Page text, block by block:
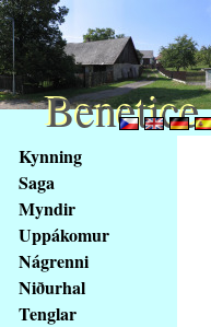
obsah
stránky
Klávesové
zkratky
tomto
webu
Kynning
Saga
Myndir
Uppákomur
Nágrenni
Niðurhal
Tenglar
Benetice
Benetice